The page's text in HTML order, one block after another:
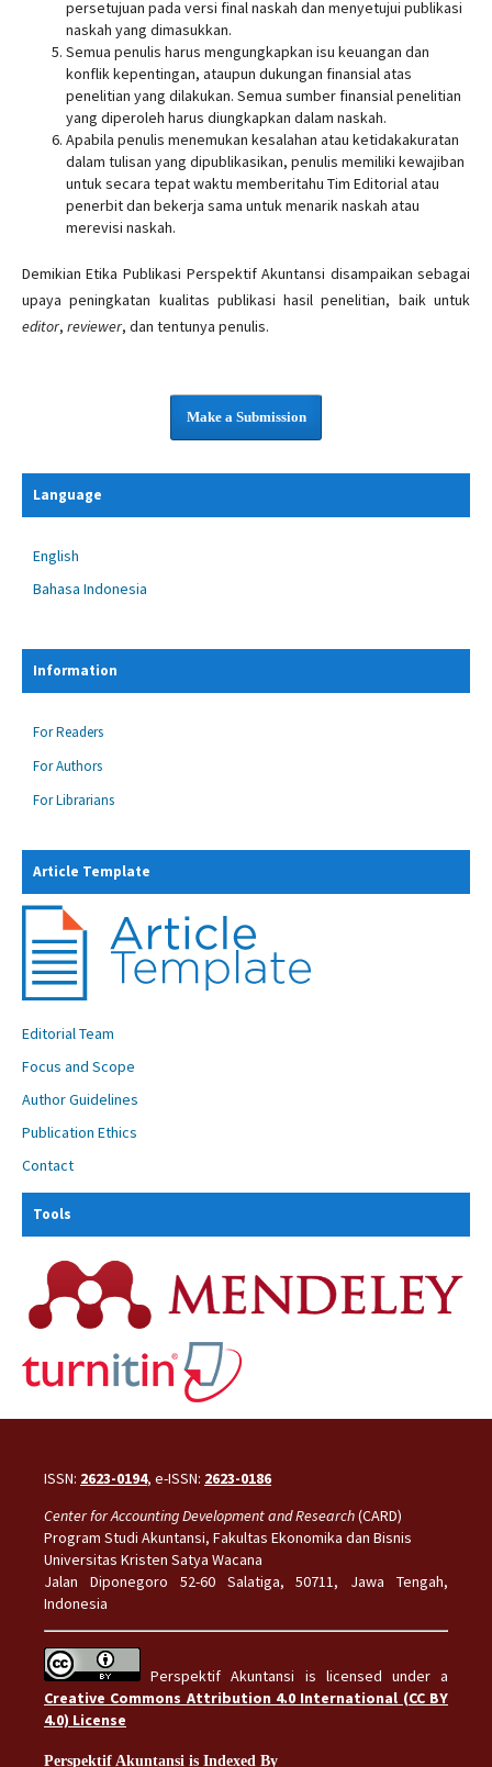
persetujuan pada versi final naskah dan menyetujui publikasi
naskah yang dimasukkan.
Semua penulis harus mengungkapkan isu keuangan dan
konflik kepentingan, ataupun dukungan finansial atas
penelitian yang dilakukan. Semua sumber finansial penelitian
yang diperoleh harus diungkapkan dalam naskah.
Apabila penulis menemukan kesalahan atau ketidakakuratan
dalam tulisan yang dipublikasikan, penulis memiliki kewajiban
untuk secara tepat waktu memberitahu Tim Editorial atau
penerbit dan bekerja sama untuk menarik naskah atau
merevisi naskah.
Demikian Etika Publikasi Perspektif Akuntansi disampaikan sebagai
upaya peningkatan kualitas publikasi hasil penelitian, baik untuk
editor, reviewer, dan tentunya penulis.
Make a Submission
Language
English
Bahasa Indonesia
Information
For Readers
For Authors
For Librarians
Article Template
Editorial Team
Focus and Scope
Author Guidelines
Publication Ethics
Contact
Tools
ISSN: 2623-0194, e-ISSN: 2623-0186
Center for Accounting Development and Research(CARD)
Program Studi Akuntansi, Fakultas Ekonomika dan Bisnis
Universitas Kristen Satya Wacana
Jalan Diponegoro 52-60 Salatiga, 50711, Jawa Tengah,
Indonesia
Perspektif Akuntansi is licensed under a
Creative Commons Attribution 4.0 International (CC BY
4.0) License
Perspektif Akuntansi is Indexed By